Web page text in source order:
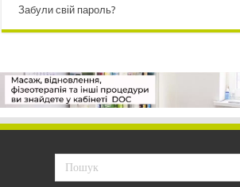
Забули свій пароль?